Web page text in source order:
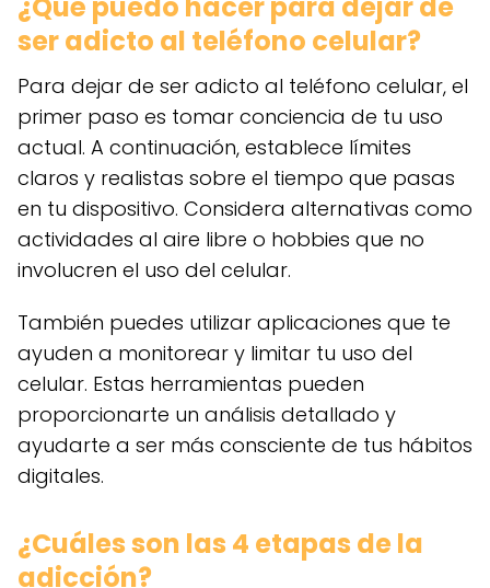
ser adicto al teléfono celular?
Para dejar de ser adicto al teléfono celular, el
primer paso es tomar conciencia de tu uso
actual. A continuación, establece límites
claros y realistas sobre el tiempo que pasas
en tu dispositivo. Considera alternativas como
actividades al aire libre o hobbies que no
involucren el uso del celular.
También puedes utilizar aplicaciones que te
ayuden a monitorear y limitar tu uso del
celular. Estas herramientas pueden
proporcionarte un análisis detallado y
ayudarte a ser más consciente de tus hábitos
digitales.
¿Cuáles son las 4 etapas de la
adicción?